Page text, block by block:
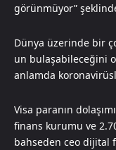
görünmüyor”
Dünya üzerinde bir
un bulaşabileceğini
anlamda
Visa paranın
finans kurumu ve
bahseden ceo dijital